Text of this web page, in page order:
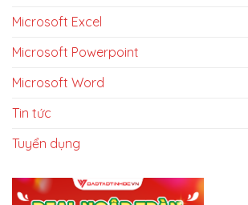
Microsoft Excel
Microsoft Powerpoint
Microsoft Word
Tin tức
Tuyển dụng